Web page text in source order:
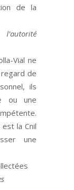
de la
Vial ne
de
ils
ou une
étente.
la Cnil
une